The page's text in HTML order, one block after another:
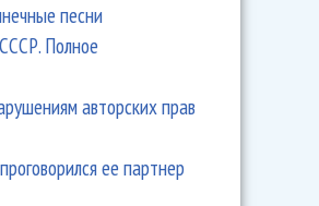
песни
Полное
авторских прав
ее партнер